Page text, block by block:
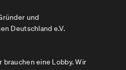
und
Deutschland e.V.
eine Lobby. Wir